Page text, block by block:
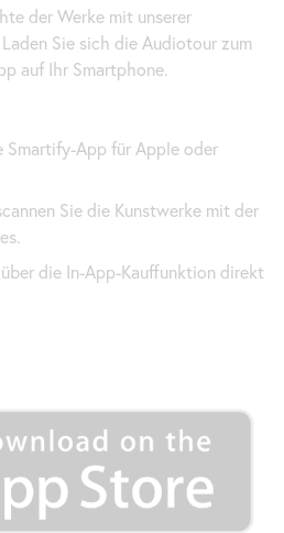
der Werke mit unserer
Laden Sie sich die Audiotour zum
auf Ihr Smartphone.
Smartify-App für Apple oder
Sie die Kunstwerke mit der
die In-App-Kauffunktion direkt